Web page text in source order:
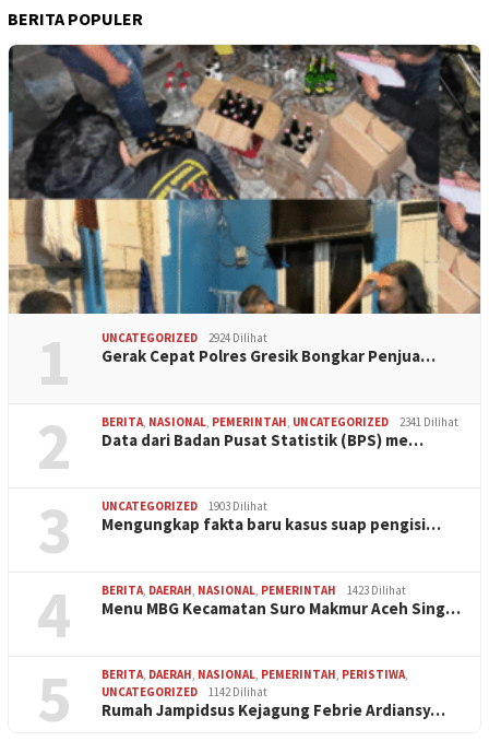
BERITA POPULER
1 UNCATEGORIZED 2924 Dilihat
Gerak Cepat Polres Gresik Bongkar Penjua…
2 BERITA, NASIONAL, PEMERINTAH, UNCATEGORIZED 2341 Dilihat
Data dari Badan Pusat Statistik (BPS) me…
3 UNCATEGORIZED 1903 Dilihat
Mengungkap fakta baru kasus suap pengisi…
4 BERITA, DAERAH, NASIONAL, PEMERINTAH 1423 Dilihat
Menu MBG Kecamatan Suro Makmur Aceh Sing…
5 BERITA, DAERAH, NASIONAL, PEMERINTAH, PERISTIWA,
UNCATEGORIZED
1142 Dilihat
Rumah Jampidsus Kejagung Febrie Ardiansy…